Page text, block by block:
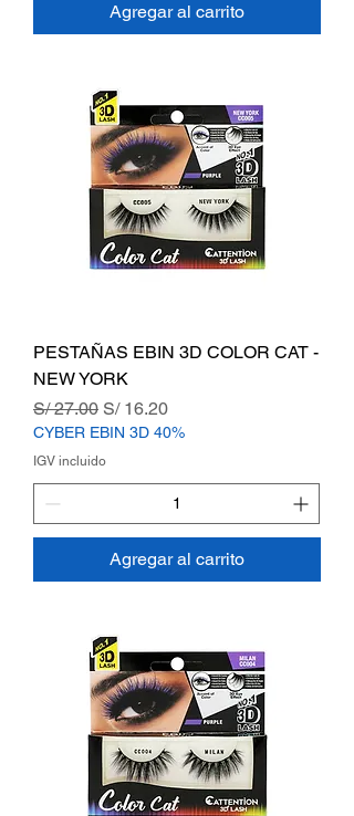
Agregar al carrito
PESTAÑAS EBIN 3D COLOR CAT -
NEW YORK
Precio
S/ 27.00 Precio de oferta
S/ 16.20
CYBER EBIN 3D 40%
IGV incluido
Agregar al carrito